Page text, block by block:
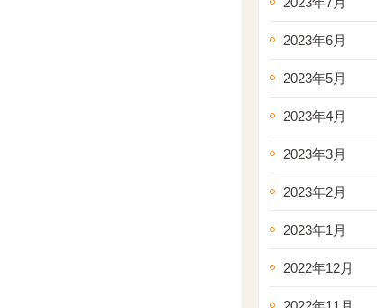
2023年6月
2023年5月
2023年4月
2023年3月
2023年2月
2023年1月
2022年12月